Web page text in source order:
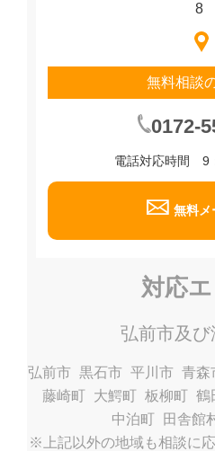
8
無料相談
0172-
電話対応時間 9
無料メ
対応
弘前市及び
弘前市 黒石市 平川市 青森
藤崎町 大鰐町 板柳町 鶴
中泊町
田舎館
※上記以外の地域も相談に